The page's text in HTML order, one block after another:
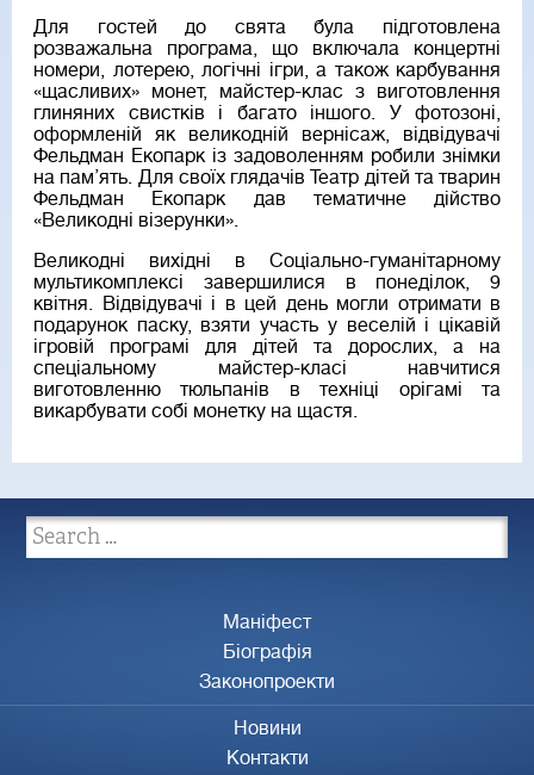
Для гостей до свята була підготовлена
розважальна програма, що включала концертні
номери, лотерею, логічні ігри, а також карбування
«щасливих» монет, майстер-клас з виготовлення
глиняних свистків і багато іншого. У фотозоні,
оформленій як великодній вернісаж, відвідувачі
Фельдман Екопарк із задоволенням робили знімки
на пам’ять. Для своїх глядачів Театр дітей та тварин
Фельдман Екопарк дав тематичне дійство
«Великодні візерунки».
Великодні вихідні в Соціально-гуманітарному
мультикомплексі завершилися в понеділок, 9
квітня. Відвідувачі і в цей день могли отримати в
подарунок паску, взяти участь у веселій і цікавій
ігровій програмі для дітей та дорослих, а на
спеціальному майстер-класі навчитися
виготовленню тюльпанів в техніці орігамі та
викарбувати собі монетку на щастя.
Маніфест
Біографія
Законопроекти
Новини
Контакти